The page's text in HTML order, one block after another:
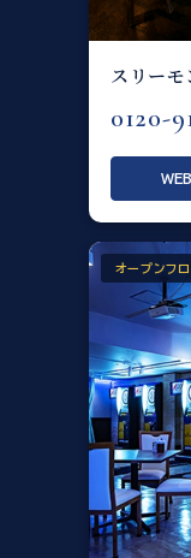
スリー
0120-
オープンフロ